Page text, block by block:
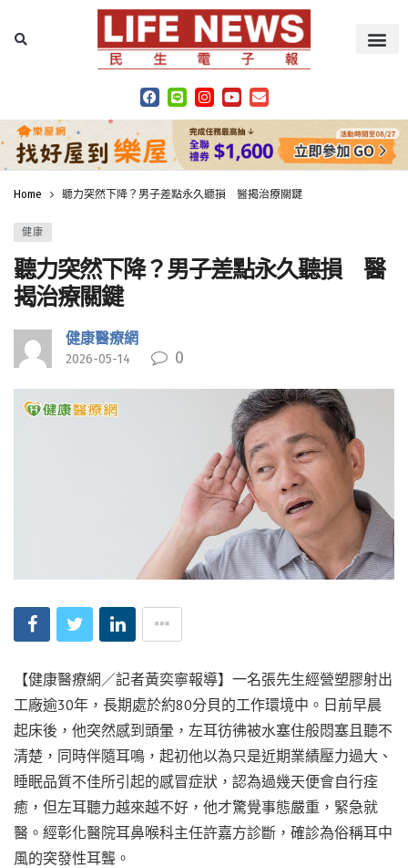
Home 聽力突然下降？男子差點永久聽損 醫揭治療關鍵
健康
聽力突然下降？男子差點永久聽損 醫
揭治療關鍵
健康醫療網
2026-05-14 0
【健康醫療網／記者黃奕寧報導】一名張先生經營塑膠射出
工廠逾30年，長期處於約80分貝的工作環境中。日前早晨
起床後，他突然感到頭暈，左耳彷彿被水塞住般悶塞且聽不
清楚，同時伴隨耳鳴，起初他以為只是近期業績壓力過大、
睡眠品質不佳所引起的感冒症狀，認為過幾天便會自行痊
癒，但左耳聽力越來越不好，他才驚覺事態嚴重，緊急就
醫。經彰化醫院耳鼻喉科主任許嘉方診斷，確診為俗稱耳中
風的突發性耳聾。